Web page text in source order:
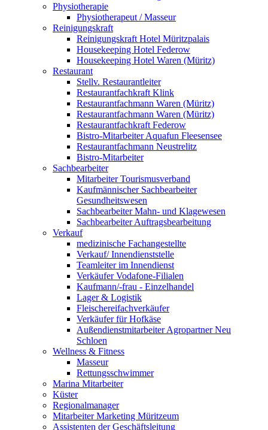
Physiotherapie
Physiotherapeut / Masseur
Reinigungskraft
Reinigungskraft Hotel Müritzpalais
Housekeeping Hotel Federow
Housekeeping Hotel Waren (Müritz)
Restaurant
Stellv. Restaurantleiter
Restaurantfachkraft Klink
Restaurantfachmann Waren (Müritz)
Restaurantfachmann Waren (Müritz)
Restaurantfachkraft Federow
Bistro-Mitarbeiter Aquafun Fleesensee
Restaurantfachmann Neustrelitz
Bistro-Mitarbeiter
Sachbearbeiter
Mitarbeiter Tourismusverband
Kaufmännischer Sachbearbeiter
Gesundheitswesen
Sachbearbeiter Mahn- und Klagewesen
Sachbearbeiter Auftragsbearbeitung
Verkauf
medizinische Fachangestellte
Verkauf/ Innendienststelle
Teamleiter im Innendienst
Verkäufer Vodafone-Filialen
Kaufmann/-frau - Einzelhandel
Lager & Logistik
Fleischereifachverkäufer
Verkäufer für Hofkäse
Außendienstmitarbeiter Agropartner Neu
Schloen
Wellness & Fitness
Masseur
Rettungsschwimmer
Marina Mitarbeiter
Küster
Regionalmanager
Mitarbeiter Marketing Müritzeum
Assistenten der Geschäftsleitung